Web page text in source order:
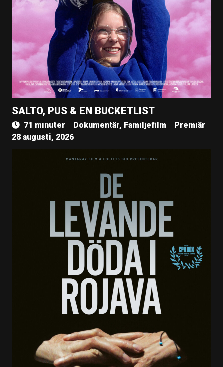
SALTO, PUS & EN BUCKETLIST
71 minuter Dokumentär, Familjefilm
Premiär
28 augusti, 2026